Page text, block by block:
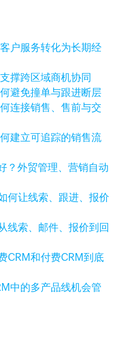
户服务转化为长期经
撑跨区域商机协同
避免撞单与跟进断层
连接销售、售前与交
建立可追踪的销售流
？外贸管理、营销自动
何让线索、跟进、报价
线索、邮件、报价到回
CRM和付费CRM到底
中的多产品线机会管